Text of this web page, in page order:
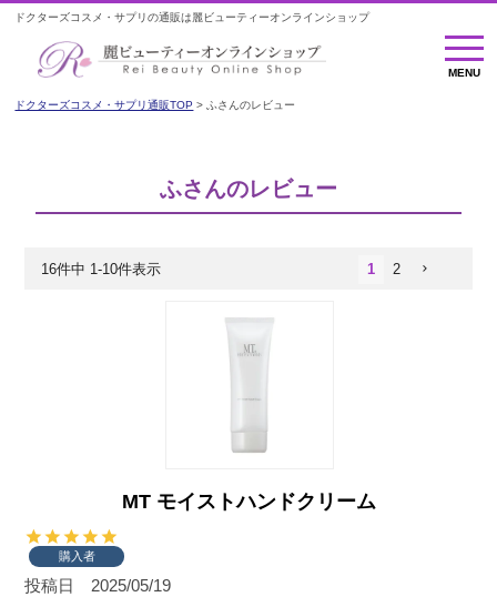
ドクターズコスメ・サプリの通販は麗ビューティーオンラインショップ
MENU
MENU
ドクターズコスメ・サプリ通販TOP ふさんのレビュー
ふさんのレビュー
16件中 1-10件表示 1 2
MT モイストハンドクリーム
購入者
投稿日 2025/05/19